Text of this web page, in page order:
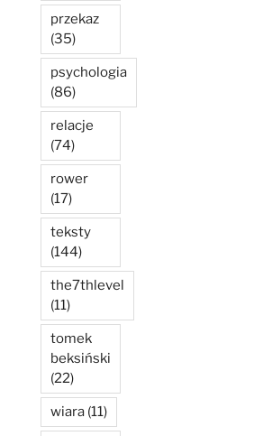
przekaz
(35)
psychologia
(86)
relacje
(74)
rower
(17)
teksty
(144)
the7thlevel
(11)
tomek
beksiński
(22)
wiara (11)